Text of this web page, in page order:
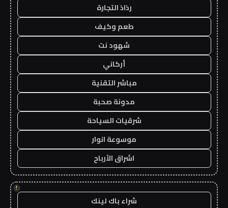
رذاذ التجارة
طعم وكيف
شهود نت
أركاني
مباشر التقنية
مدونة صحبة
شرقيات السياحة
موسوعة انوار
اشراق الأرباح
!
شراء باك لينك